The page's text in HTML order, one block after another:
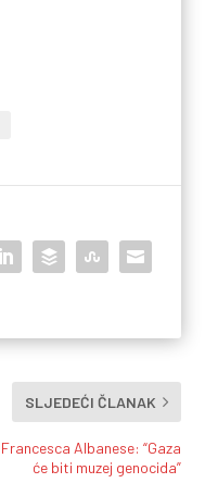
SLJEDEĆI ČLANAK
Francesca Albanese: “Gaza
će biti muzej genocida”